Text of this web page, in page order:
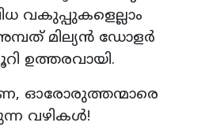
വകുപ്പുകളെല്ലാം
മില്യന്‍ ഡോളര്‍
ഉത്തരവായി.
ഓരോരുത്തന്മാരെ
വഴികള്‍!